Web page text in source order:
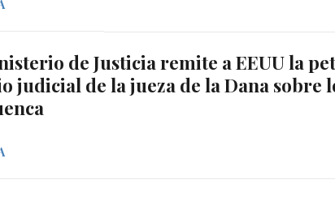
de Justicia remite a EEUU la
judicial de la jueza de la Dana sobre